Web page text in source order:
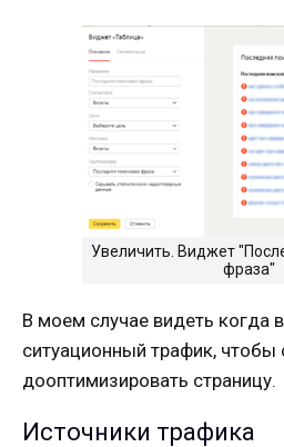
Увеличить. Виджет
фраза"
В моем случае видеть когда
ситуационный трафик, чтобы
дооптимизировать страницу.
Источники трафика